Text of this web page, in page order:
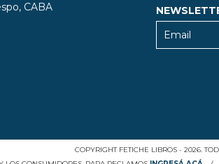
CABA
COPYRIGHT FETICHE LIBROS - 2026.